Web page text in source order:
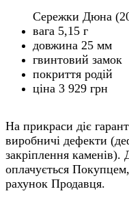
Сережки Дюна
вага 5,15 г
довжина 25 мм
гвинтовий замок
покриття родій
ціна 3 929 грн
На прикраси діє
виробничі дефекти
закріплення каменів).
оплачується
рахунок Продавця.